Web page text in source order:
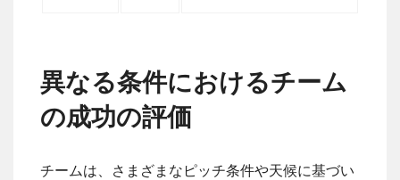
異なる条件におけるチーム
の成功の評価
チームは、さまざまなピッチ条件や天候に基づい